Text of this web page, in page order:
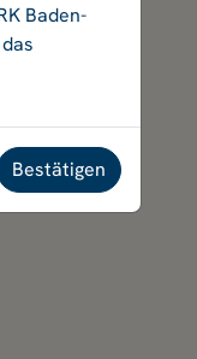
Baden-
Bestätigen